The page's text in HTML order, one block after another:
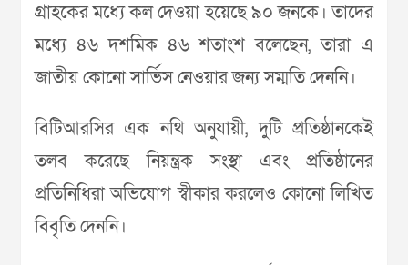
গ্রাহকের মধ্যে কল দেওয়া হয়েছে ৯০ জনকে। তাদের
মধ্যে ৪৬ দশমিক ৪৬ শতাংশ বলেছেন, তারা এ
জাতীয় কোনো সার্ভিস নেওয়ার জন্য সম্মতি দেননি।
বিটিআরসির এক নথি অনুযায়ী, দুটি প্রতিষ্ঠানকেই
তলব করেছে নিয়ন্ত্রক সংস্থা এবং প্রতিষ্ঠানের
প্রতিনিধিরা অভিযোগ স্বীকার করলেও কোনো লিখিত
বিবৃতি দেননি।